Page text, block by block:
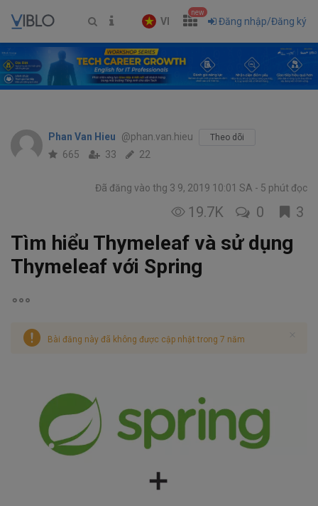
VI
new
Đăng nhập/Đăng ký
Phan Van Hieu @phan.van.hieu Theo dõi
665 33 22
Đã đăng vào thg 3 9, 2019 10:01 SA 5 phút đọc
19.7K 0 3
Tìm hiểu Thymeleaf và sử dụng
Thymeleaf với Spring
Bài đăng này đã không được cập nhật trong 7 năm